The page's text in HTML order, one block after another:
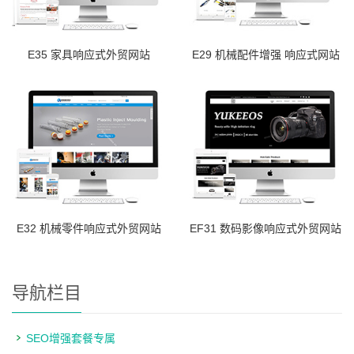
E35 家具响应式外贸网站 E29 机械配件增强 响应式网站
E32 机械零件响应式外贸网站 EF31 数码影像响应式外贸网站
导航栏目
SEO增强套餐专属